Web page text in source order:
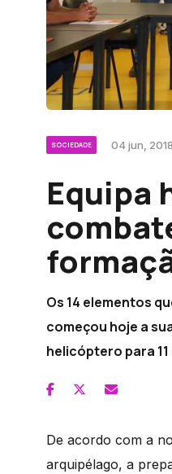
SOCIEDADE 04 jun,
Equipa
Os 14 elementos
começou hoje a
helicóptero para
De acordo com a
arquipélago, a